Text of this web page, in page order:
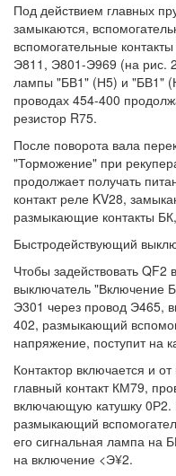
Под действием главных
замыкаются,
вспомогательные
Э811, Э801-Э969 (на рис.
лампы "БВ1" (Н5) и "БВ1"
проводах 454-400
резистор R75.
После поворота вала
"Торможение" при
продолжает получать
контакт реле KV28,
размыкающие контакты
Быстродействующий
Чтобы задействовать
выключатель "Включение
Э301 через провод Э465,
402, размыкающий
напряжение, поступит на
Контактор включается и
главный контакт КМ79,
включающую катушку 0Р2.
размыкающий
его сигнальная лампа на
на включение <Э¥2.